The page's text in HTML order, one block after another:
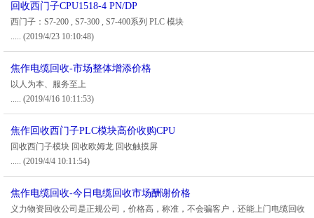
回收西门子CPU1518-4 PN/DP
西门子：S7-200 , S7-300 , S7-400系列 PLC 模块
..... (2019/4/23 10:10:48)
焦作电缆回收-市场整体增添价格
以人为本、服务至上
..... (2019/4/16 10:11:53)
焦作回收西门子PLC模块高价收购CPU
回收西门子模块 回收欧姆龙 回收触摸屏
..... (2019/4/4 10:11:54)
焦作电缆回收-今日电缆回收市场酬谢价格
义力物资回收公司是正规公司，价格高，称准，不会骗客户，还能上门电缆回收